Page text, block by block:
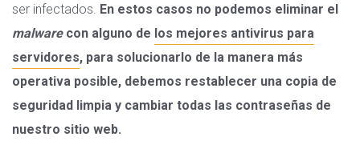
ser infectados. En estos casos no podemos eliminar el
malwarecon alguno de los mejores antivirus para
servidores, para solucionarlo de la manera más
operativa posible, debemos restablecer una copia de
seguridad limpia y cambiar todas las contraseñas de
nuestro sitio web.